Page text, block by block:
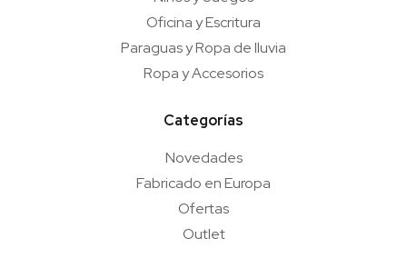
Oficina y Escritura
Paraguas y Ropa de lluvia
Ropa y Accesorios
Categorías
Novedades
Fabricado en Europa
Ofertas
Outlet